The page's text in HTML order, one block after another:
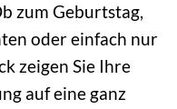
zum Geburtstag,
oder einfach nur
zeigen Sie Ihre
auf eine ganz